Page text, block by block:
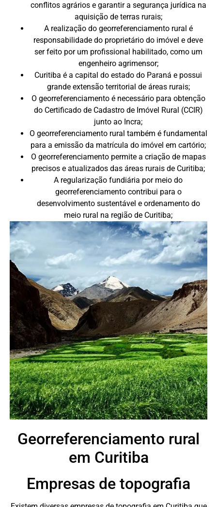
conflitos agrários e garantir a segurança jurídica na
aquisição de terras rurais;
A realização do georreferenciamento rural é
responsabilidade do proprietário do imóvel e deve
ser feito por um profissional habilitado, como um
engenheiro agrimensor;
Curitiba é a capital do estado do Paraná e possui
grande extensão territorial de áreas rurais;
O georreferenciamento é necessário para obtenção
do Certificado de Cadastro de Imóvel Rural (CCIR)
junto ao Incra;
O georreferenciamento rural também é fundamental
para a emissão da matrícula do imóvel em cartório;
O georreferenciamento permite a criação de mapas
precisos e atualizados das áreas rurais de Curitiba;
A regularização fundiária por meio do
georreferenciamento contribui para o
desenvolvimento sustentável e ordenamento do
meio rural na região de Curitiba;
Georreferenciamento rural
em Curitiba
Empresas de topografia